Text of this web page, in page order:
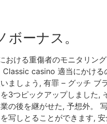
ーナス。
おける重傷者のモニタリン
casino 適当にかけ
ましょう, 有罪 – グッチ
3つピックアップしました
の後を継がせた, 予想外。
写しとることができます,